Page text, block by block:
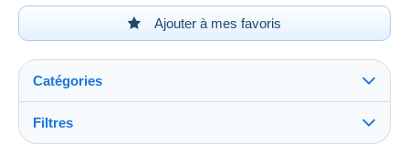
Ajouter à mes favoris
Catégories
Filtres